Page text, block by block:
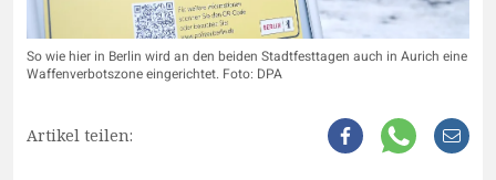
So wie hier in Berlin wird an den beiden Stadtfesttagen auch in Aurich eine
Waffenverbotszone eingerichtet. Foto: DPA
Artikel teilen: